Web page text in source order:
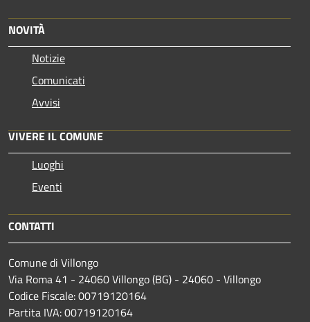
NOVITÀ
Notizie
Comunicati
Avvisi
VIVERE IL COMUNE
Luoghi
Eventi
CONTATTI
Comune di Villongo
Via Roma 41 - 24060 Villongo (BG) - 24060 - Villongo
Codice Fiscale: 00719120164
Partita IVA: 00719120164